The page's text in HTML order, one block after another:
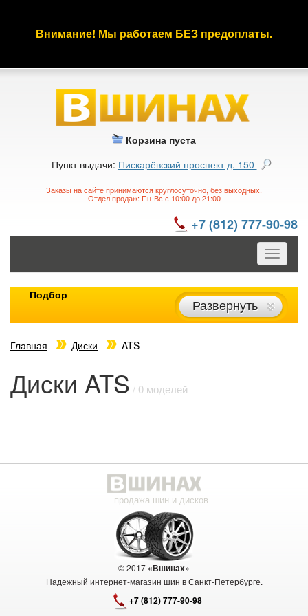
Внимание! Мы работаем БЕЗ предоплаты.
Корзина пуста
Пункт выдачи: Пискарёвский проспект д. 150
Заказы на сайте принимаются круглосуточно, без выходных.
Отдел продаж: Пн-Вс с 10:00 до 21:00
+7 (812) 777-90-98
Toggle
Подбор
Развернуть
Главная Диски ATS
Диски ATS / 0 моделей
продажа шин и дисков
© 2017 «Вшинах»
Надежный интернет-магазин шин в Санкт-Петербурге.
+7 (812) 777-90-98